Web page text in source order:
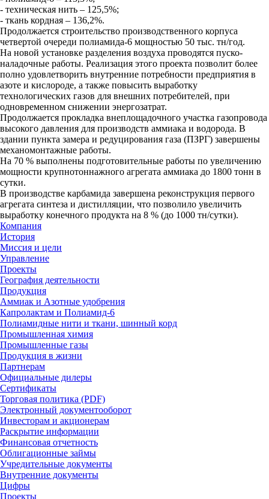
- техническая нить – 125,5%;
- ткань кордная – 136,2%.
Продолжается строительство производственного корпуса
четвертой очереди полиамида-6 мощностью 50 тыс. тн/год.
На новой установке разделения воздуха проводятся пуско-
наладочные работы. Реализация этого проекта позволит более
полно удовлетворить внутренние потребности предприятия в
азоте и кислороде, а также повысить выработку
технологических газов для внешних потребителей, при
одновременном снижении энергозатрат.
Продолжается прокладка внеплощадочного участка газопровода
высокого давления для производств аммиака и водорода. В
здании пункта замера и редуцирования газа (ПЗРГ) завершены
механомонтажные работы.
На 70 % выполнены подготовительные работы по увеличению
мощности крупнотоннажного агрегата аммиака до 1800 тонн в
сутки.
В производстве карбамида завершена реконструкция первого
агрегата синтеза и дистилляции, что позволило увеличить
выработку конечного продукта на 8 % (до 1000 тн/сутки).
Компания
История
Миссия и цели
Управление
Проекты
География деятельности
Продукция
Аммиак и Азотные удобрения
Капролактам и Полиамид-6
Полиамидные нити и ткани, шинный корд
Промышленная химия
Промышленные газы
Продукция в жизни
Партнерам
Официальные дилеры
Сертификаты
Торговая политика (PDF)
Электронный документооборот
Инвесторам и акционерам
Раскрытие информации
Финансовая отчетность
Облигационные займы
Учредительные документы
Внутренние документы
Цифры
Проекты